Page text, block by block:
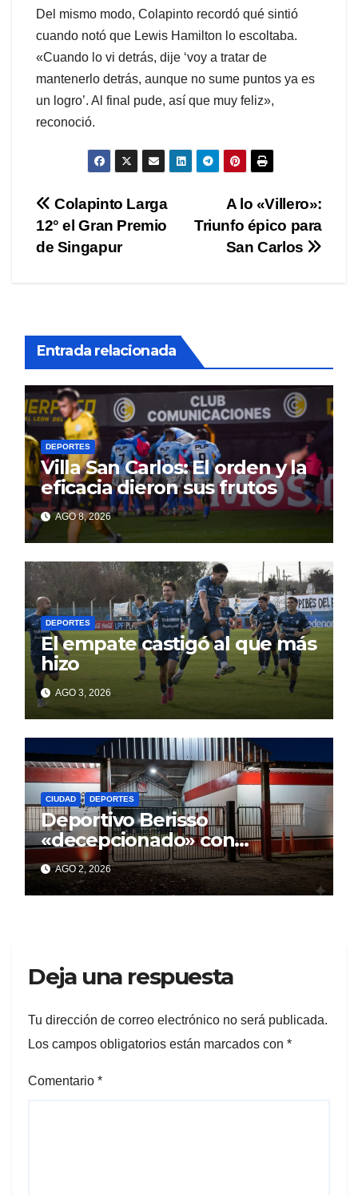
Del mismo modo, Colapinto recordó qué sintió
cuando notó que Lewis Hamilton lo escoltaba.
«Cuando lo vi detrás, dije ‘voy a tratar de
mantenerlo detrás, aunque no sume puntos ya es
un logro’. Al final pude, así que muy feliz»,
reconoció.
Navegación
de
A lo «Villero»:
Triunfo épico para
San Carlos
Colapinto Larga
12° el Gran Premio
de Singapur
Entrada relacionada
DEPORTES
Villa San Carlos: El orden y la
eficacia dieron sus frutos
AGO 8, 2026
DEPORTES
El empate castigó al que más
hizo
AGO 3, 2026
CIUDAD DEPORTES
Deportivo Berisso
«decepcionado» con
Cagliardi y sus promesas
incumplidas
AGO 2, 2026
Deja una respuesta
Tu dirección de correo electrónico no será publicada.
Los campos obligatorios están marcados con *
Comentario *